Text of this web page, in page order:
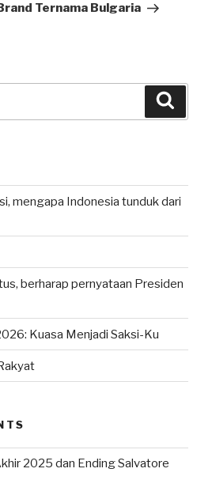
Ternama Bulgaria
mengapa Indonesia tunduk dari
berharap pernyataan Presiden
Kuasa Menjadi Saksi-Ku
2025 dan Ending Salvatore